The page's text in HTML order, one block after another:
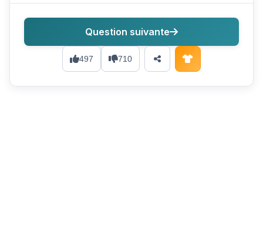
497 710
Question suivante